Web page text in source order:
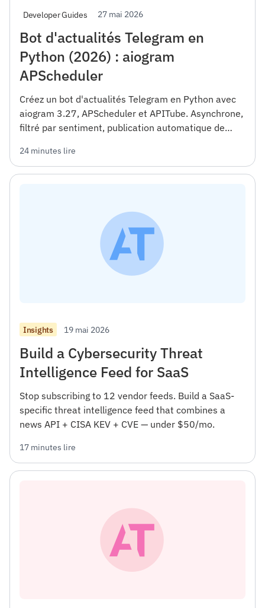
Developer Guides 27 mai 2026
Bot d'actualités Telegram en
Python (2026) : aiogram
APScheduler
Créez un bot d'actualités Telegram en Python avec
aiogram 3.27, APScheduler et APITube. Asynchrone,
filtré par sentiment, publication automatique de
24 minutes lire
Insights 19 mai 2026
Build a Cybersecurity Threat
Intelligence Feed for SaaS
Stop subscribing to 12 vendor feeds. Build a SaaS-
specific threat intelligence feed that combines a
news API + CISA KEV + CVE — under $50/mo.
17 minutes lire